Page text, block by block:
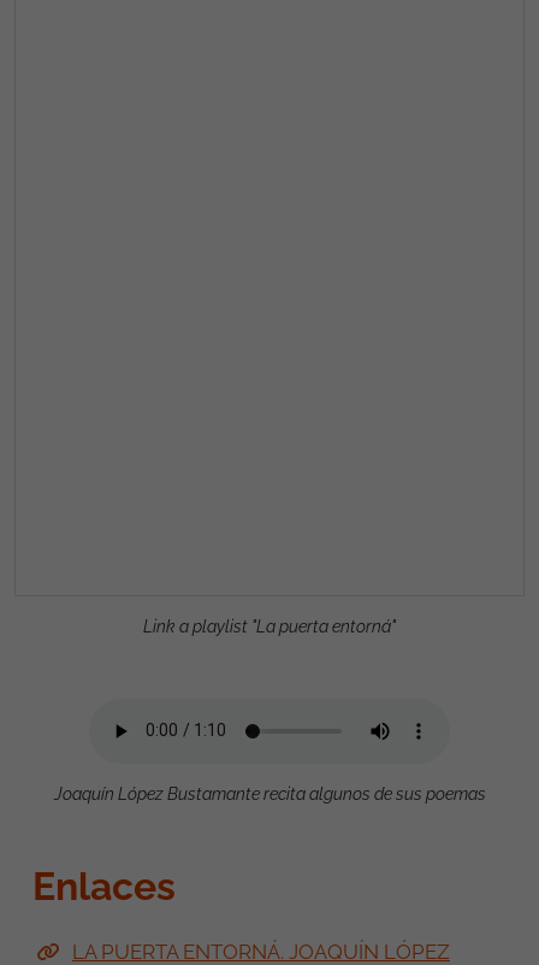
Link a playlist "La puerta entorná"
Joaquín López Bustamante recita algunos de sus poemas
Enlaces
LA PUERTA ENTORNÁ. JOAQUÍN LÓPEZ